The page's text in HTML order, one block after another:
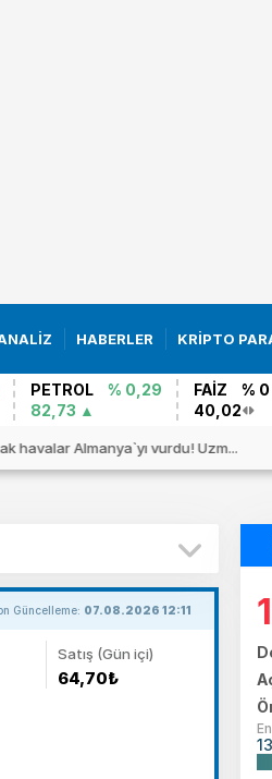
HABERLER KRİPTO
PETROL
% 0,29
82,73
FAİZ
% 0
40,02
havalar Almanya`yı vurdu! Uzm...
Güncelleme: 07.08.2026 12:11
Satış (Gün içi)
64,70₺